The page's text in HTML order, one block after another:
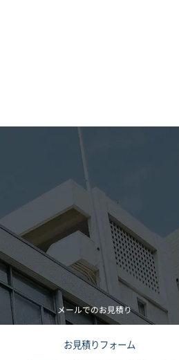
メールでのお見積り
お見積りフォーム